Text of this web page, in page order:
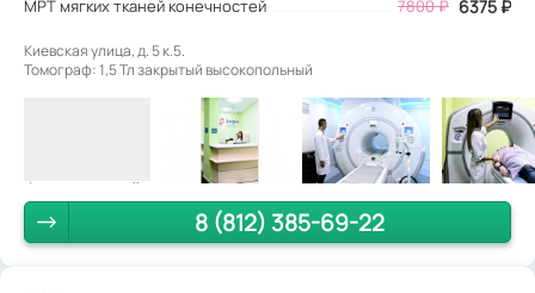
МРТ мягких тканей конечностей 7800₽ 6375 ₽
Киевская улица, д. 5 к.5.
Томограф: 1,5 Тл закрытый высокопольный
8 (812) 385-69-22